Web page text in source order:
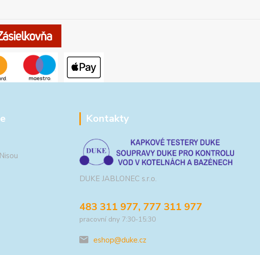
Kontakty
DUKE JABLONEC s.r.o.
483 311 977, 777 311 977
pracovní dny 7:30-15:30
eshop@duke.cz